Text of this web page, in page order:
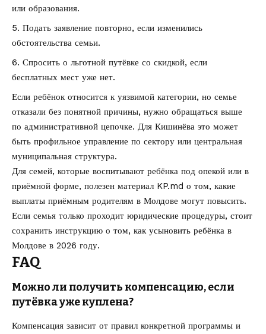
или образования.
Подать заявление повторно, если изменились
обстоятельства семьи.
Спросить о льготной путёвке со скидкой, если
бесплатных мест уже нет.
Если ребёнок относится к уязвимой категории, но семье
отказали без понятной причины, нужно обращаться выше
по административной цепочке. Для Кишинёва это может
быть профильное управление по сектору или центральная
муниципальная структура.
Для семей, которые воспитывают ребёнка под опекой или в
приёмной форме, полезен материал KP.md о том, какие
выплаты приёмным родителям в Молдове могут повысить.
Если семья только проходит юридические процедуры, стоит
сохранить инструкцию о том, как усыновить ребёнка в
Молдове в 2026 году.
FAQ
Можно ли получить компенсацию, если
путёвка уже куплена?
Компенсация зависит от правил конкретной программы и